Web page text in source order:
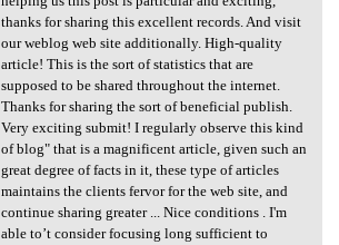
thanks for sharing this excellent records. And visit
our weblog web site additionally. High-quality
article! This is the sort of statistics that are
supposed to be shared throughout the internet.
Thanks for sharing the sort of beneficial publish.
Very exciting submit! I regularly observe this kind
of blog" that is a magnificent article, given such an
great degree of facts in it, these type of articles
maintains the clients fervor for the web site, and
continue sharing greater ... Nice conditions . I'm
able to’t consider focusing long sufficient to